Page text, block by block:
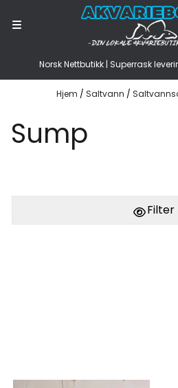
Hopp til innhold
Norsk Nettbutikk | Superrask
Hjem / Saltvann /
Sump
Filter